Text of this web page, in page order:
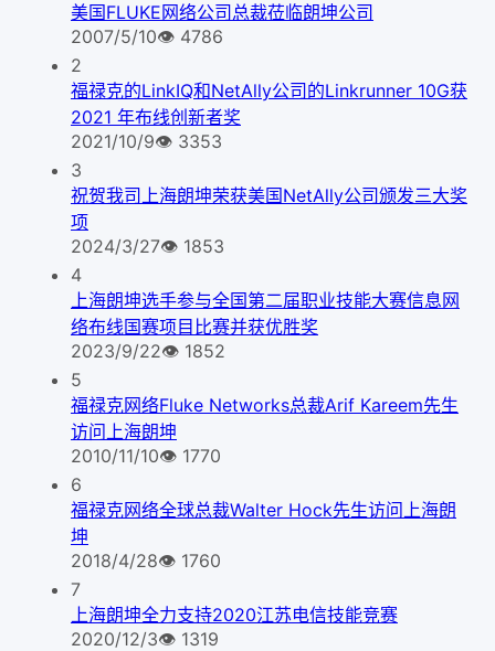
美国FLUKE网络公司总裁莅临朗坤公司
2007/5/10👁 4786
2
福禄克的LinkIQ和NetAlly公司的Linkrunner 10G获
2021 年布线创新者奖
2021/10/9👁 3353
3
祝贺我司上海朗坤荣获美国NetAlly公司颁发三大奖
项
2024/3/27👁 1853
4
上海朗坤选手参与全国第二届职业技能大赛信息网
络布线国赛项目比赛并获优胜奖
2023/9/22👁 1852
5
福禄克网络Fluke Networks总裁Arif Kareem先生
访问上海朗坤
2010/11/10👁 1770
6
福禄克网络全球总裁Walter Hock先生访问上海朗
坤
2018/4/28👁 1760
7
上海朗坤全力支持2020江苏电信技能竞赛
2020/12/3👁 1319